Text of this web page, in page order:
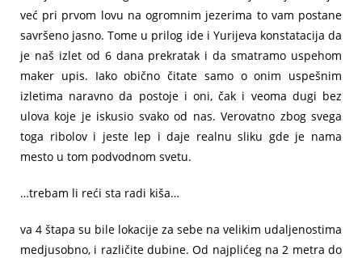
već pri prvom lovu na ogromnim jezerima to vam postane
savršeno jasno. Tome u prilog ide i Yurijeva konstatacija da
je naš izlet od 6 dana prekratak i da smatramo uspehom
maker upis. Iako obično čitate samo o onim uspešnim
izletima naravno da postoje i oni, čak i veoma dugi bez
ulova koje je iskusio svako od nas. Verovatno zbog svega
toga ribolov i jeste lep i daje realnu sliku gde je nama
mesto u tom podvodnom svetu.
…trebam li reći sta radi kiša…
va 4 štapa su bile lokacije za sebe na velikim udaljenostima
medjusobno, i različite dubine. Od najplićeg na 2 metra do